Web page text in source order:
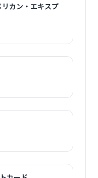
カン・エキスプ